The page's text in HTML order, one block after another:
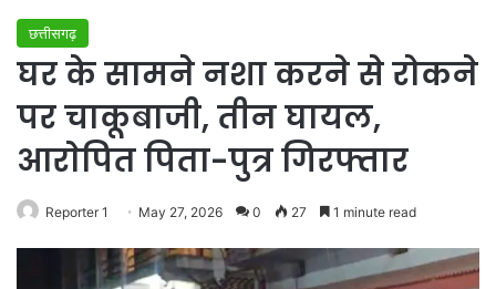
छत्तीसगढ़
घर के सामने नशा करने से रोकने
पर चाकूबाजी, तीन घायल,
आराेपित पिता-पुत्र गिरफ्तार
Reporter 1 May 27, 2026 0 27 1 minute read